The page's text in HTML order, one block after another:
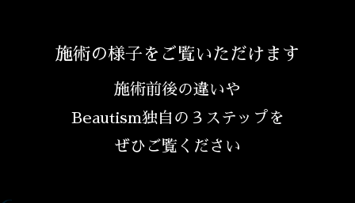
施術の様子をご覧いただけます
施術前後の違いや
Beautism独自の３ステップを
ぜひご覧ください